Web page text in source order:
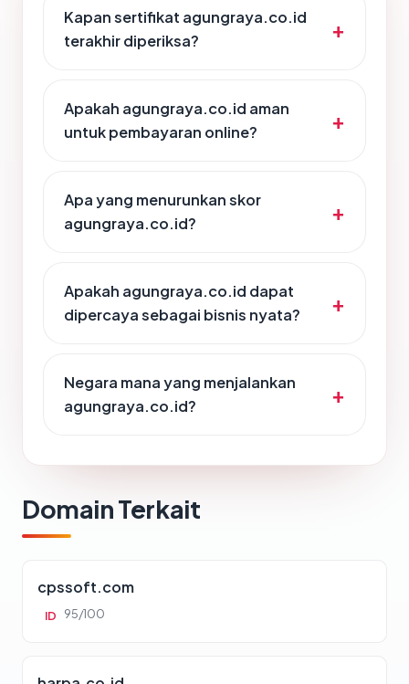
Kapan sertifikat agungraya.co.id
terakhir diperiksa?
Apakah agungraya.co.id aman
untuk pembayaran online?
Apa yang menurunkan skor
agungraya.co.id?
Apakah agungraya.co.id dapat
dipercaya sebagai bisnis nyata?
Negara mana yang menjalankan
agungraya.co.id?
Domain Terkait
cpssoft.com
ID 95/100